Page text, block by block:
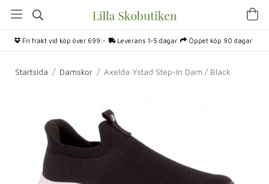
Fri frakt vid köp över 699:- Leverans 1-5 dagar Öppet köp 90 dagar
Startsida / Damskor / Axelda Ystad Step-In Dam / Black